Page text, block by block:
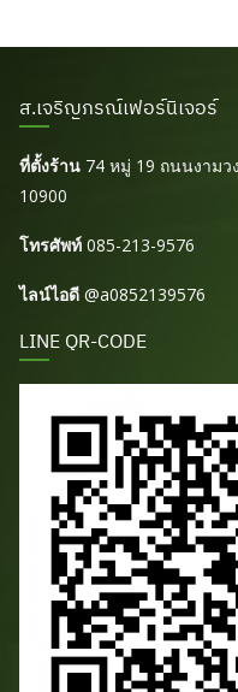
ส.เจริญภรณ์เฟอร์นิเจอร์
ที่ตั้งร้าน 74 หมู่ 19 ถนนงาม
10900
โทรศัพท์ 085-213-9576
ไลน์ไอดี @a0852139576
LINE QR-CODE